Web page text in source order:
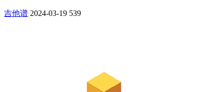
吉他谱 2024-03-19 539